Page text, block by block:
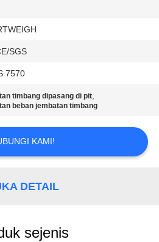
SGS
7570
timbang dipasang di pit,
beban jembatan timbang
KAMI!
DETAIL
sejenis